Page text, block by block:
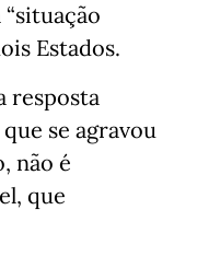
Estados.
resposta
se agravou
não é
que